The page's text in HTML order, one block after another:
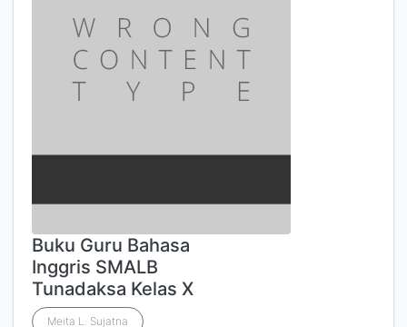
Buku Guru Bahasa
Inggris SMALB
Tunadaksa Kelas X
Meita L. Sujatna